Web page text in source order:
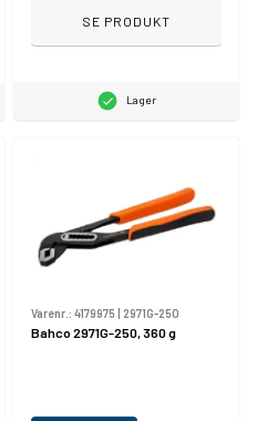
SE PRODUKT
Lager
Varenr.: 4179975 2971G-250
Bahco 2971G-250, 360 g